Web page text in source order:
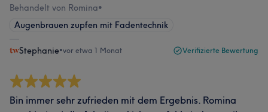
Behandelt von Romina•
Augenbrauen zupfen mit Fadentechnik
Stephanie•vor etwa 1 Monat Verifizierte Bewertung
Bin immer sehr zufrieden mit dem Ergebnis. Romina